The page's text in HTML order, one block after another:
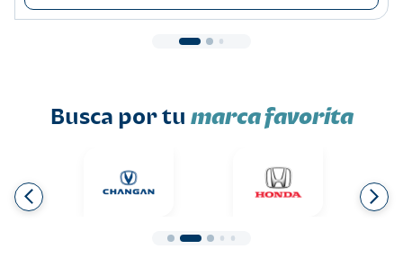
Busca por tu marca favorita